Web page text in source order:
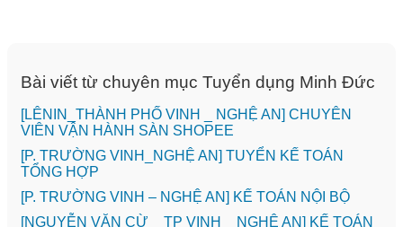
Bài viết từ chuyên mục Tuyển dụng Minh Đức
️[LÊNIN_THÀNH PHỐ VINH _ NGHỆ AN] CHUYÊN
VIÊN VẬN HÀNH SÀN SHOPEE
[P. TRƯỜNG VINH_NGHỆ AN] TUYỂN KẾ TOÁN
TỔNG HỢP
[P. TRƯỜNG VINH – NGHỆ AN] KẾ TOÁN NỘI BỘ
[NGUYỄN VĂN CỪ _ TP VINH _ NGHỆ AN] KẾ TOÁN